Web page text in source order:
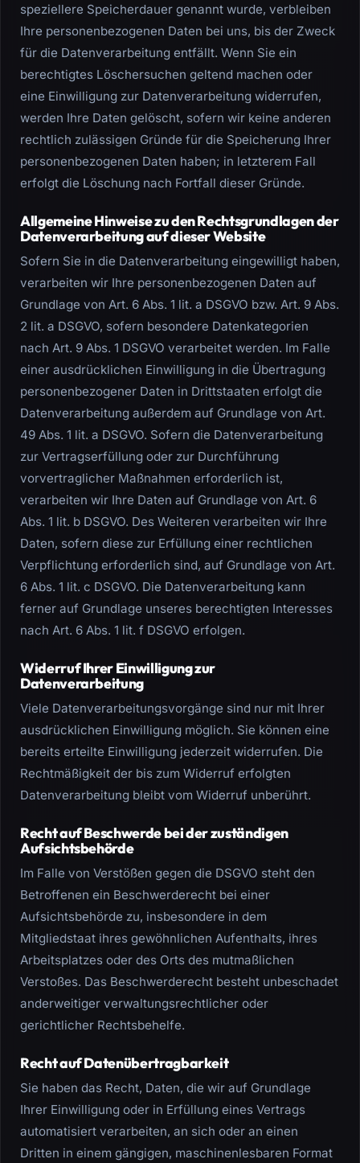
speziellere Speicherdauer genannt wurde, verbleiben
Ihre personenbezogenen Daten bei uns, bis der Zweck
für die Datenverarbeitung entfällt. Wenn Sie ein
berechtigtes Löschersuchen geltend machen oder
eine Einwilligung zur Datenverarbeitung widerrufen,
werden Ihre Daten gelöscht, sofern wir keine anderen
rechtlich zulässigen Gründe für die Speicherung Ihrer
personenbezogenen Daten haben; in letzterem Fall
erfolgt die Löschung nach Fortfall dieser Gründe.
Allgemeine Hinweise zu den Rechtsgrundlagen der
Datenverarbeitung auf dieser Website
Sofern Sie in die Datenverarbeitung eingewilligt haben,
verarbeiten wir Ihre personenbezogenen Daten auf
Grundlage von Art. 6 Abs. 1 lit. a DSGVO bzw. Art. 9 Abs.
2 lit. a DSGVO, sofern besondere Datenkategorien
nach Art. 9 Abs. 1 DSGVO verarbeitet werden. Im Falle
einer ausdrücklichen Einwilligung in die Übertragung
personenbezogener Daten in Drittstaaten erfolgt die
Datenverarbeitung außerdem auf Grundlage von Art.
49 Abs. 1 lit. a DSGVO. Sofern die Datenverarbeitung
zur Vertragserfüllung oder zur Durchführung
vorvertraglicher Maßnahmen erforderlich ist,
verarbeiten wir Ihre Daten auf Grundlage von Art. 6
Abs. 1 lit. b DSGVO. Des Weiteren verarbeiten wir Ihre
Daten, sofern diese zur Erfüllung einer rechtlichen
Verpflichtung erforderlich sind, auf Grundlage von Art.
6 Abs. 1 lit. c DSGVO. Die Datenverarbeitung kann
ferner auf Grundlage unseres berechtigten Interesses
nach Art. 6 Abs. 1 lit. f DSGVO erfolgen.
Widerruf Ihrer Einwilligung zur
Datenverarbeitung
Viele Datenverarbeitungsvorgänge sind nur mit Ihrer
ausdrücklichen Einwilligung möglich. Sie können eine
bereits erteilte Einwilligung jederzeit widerrufen. Die
Rechtmäßigkeit der bis zum Widerruf erfolgten
Datenverarbeitung bleibt vom Widerruf unberührt.
Recht auf Beschwerde bei der zuständigen
Aufsichtsbehörde
Im Falle von Verstößen gegen die DSGVO steht den
Betroffenen ein Beschwerderecht bei einer
Aufsichtsbehörde zu, insbesondere in dem
Mitgliedstaat ihres gewöhnlichen Aufenthalts, ihres
Arbeitsplatzes oder des Orts des mutmaßlichen
Verstoßes. Das Beschwerderecht besteht unbeschadet
anderweitiger verwaltungsrechtlicher oder
gerichtlicher Rechtsbehelfe.
Recht auf Datenübertragbarkeit
Sie haben das Recht, Daten, die wir auf Grundlage
Ihrer Einwilligung oder in Erfüllung eines Vertrags
automatisiert verarbeiten, an sich oder an einen
Dritten in einem gängigen, maschinenlesbaren Format